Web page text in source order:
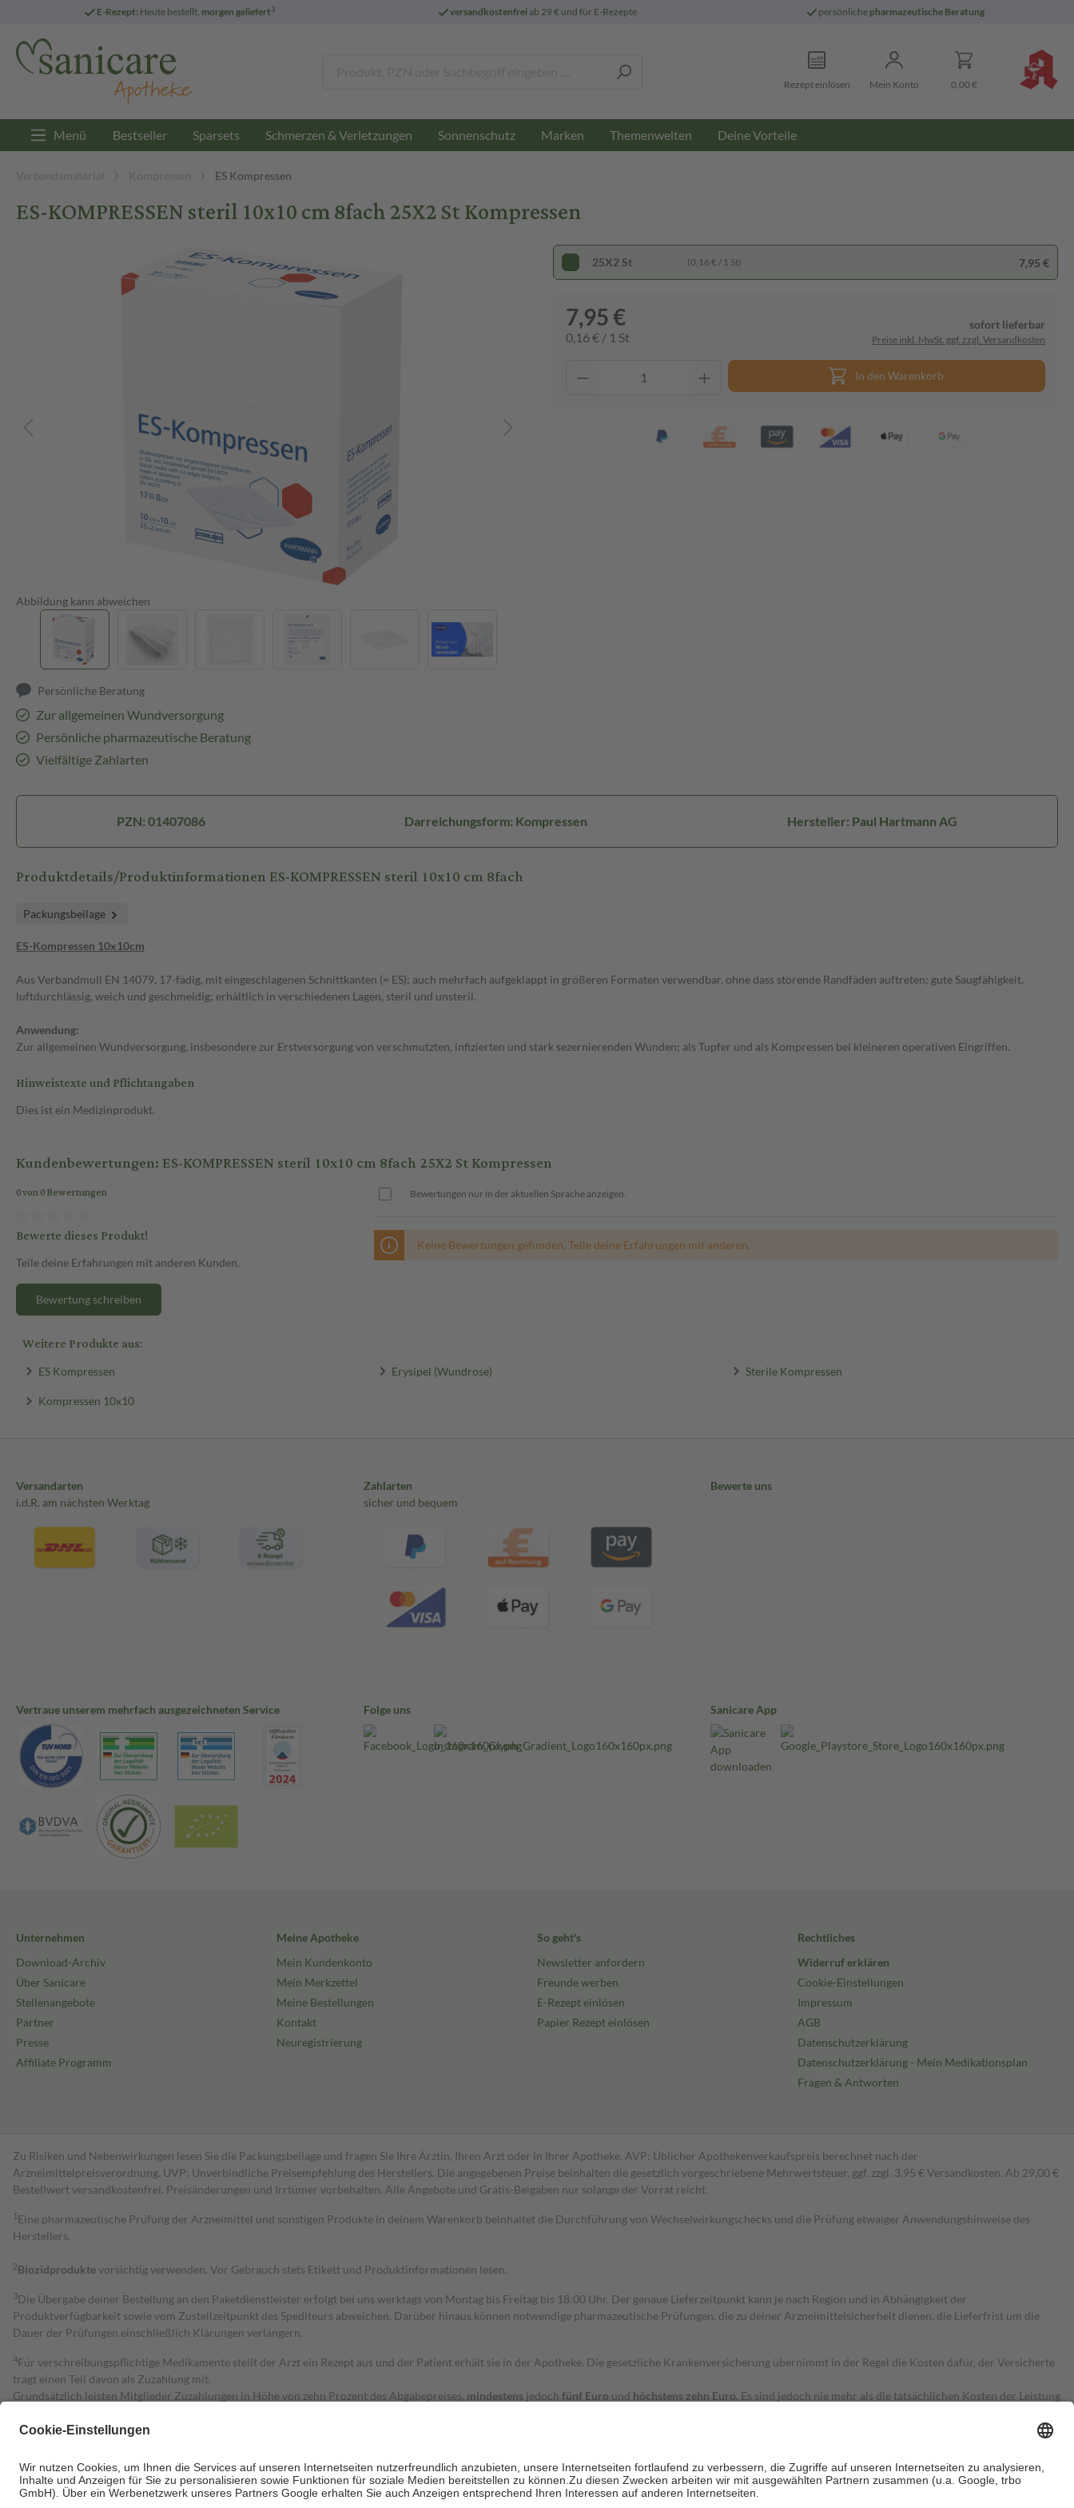
E-Rezept: Heute bestellt, morgen geliefert3 versandkostenfreiab 29 € und für E-Rezepte persönliche pharmazeutische Beratung
Rezept einlösen Mein Konto 0,00 €
Menü Bestseller Sparsets Schmerzen & Verletzungen Sonnenschutz Marken Themenwelten Deine Vorteile
Verbandsmaterial Kompressen ES Kompressen
ES-KOMPRESSEN steril 10x10 cm 8fach 25X2 St Kompressen
Abbildung kann abweichen
Persönliche Beratung
Zur allgemeinen Wundversorgung
Persönliche pharmazeutische Beratung
Vielfältige Zahlarten
25X2 St (0,16 € / 1 St) 7,95 €
7,95 €
0,16 € / 1 St
sofort lieferbar
Preise inkl. MwSt. ggf. zzgl. Versandkosten
In den Warenkorb
PZN: 01407086 Darreichungsform: Kompressen Hersteller: Paul Hartmann AG
Produktdetails/Produktinformationen ES-KOMPRESSEN steril 10x10 cm 8fach
Packungsbeilage
ES-Kompressen 10x10cm
Aus Verbandmull EN 14079, 17-fädig, mit eingeschlagenen Schnittkanten (= ES); auch mehrfach aufgeklappt in größeren Formaten verwendbar, ohne dass störende Randfäden auftreten; gute Saugfähigkeit,
luftdurchlässig, weich und geschmeidig; erhältlich in verschiedenen Lagen, steril und unsteril.
Anwendung:
Zur allgemeinen Wundversorgung, insbesondere zur Erstversorgung von verschmutzten, infizierten und stark sezernierenden Wunden; als Tupfer und als Kompressen bei kleineren operativen Eingriffen.
Hinweistexte und Pflichtangaben
Dies ist ein Medizinprodukt.
Kundenbewertungen: ES-KOMPRESSEN steril 10x10 cm 8fach 25X2 St Kompressen
0 von 0 Bewertungen
Bewerte dieses Produkt!
Teile deine Erfahrungen mit anderen Kunden.
Bewertung schreiben
Bewertungen nur in der aktuellen Sprache anzeigen.
Keine Bewertungen gefunden. Teile deine Erfahrungen mit anderen.
Weitere Produkte aus:
ES Kompressen Erysipel (Wundrose) Sterile Kompressen
Kompressen 10x10
Versandarten
i.d.R. am nächsten Werktag
Zahlarten
sicher und bequem
Bewerte uns
Vertraue unserem mehrfach ausgezeichneten Service Folge uns Sanicare App
Unternehmen
Download-Archiv
Über Sanicare
Stellenangebote
Partner
Presse
Affiliate Programm
Meine Apotheke
Mein Kundenkonto
Mein Merkzettel
Meine Bestellungen
Kontakt
Neuregistrierung
So geht's
Newsletter anfordern
Freunde werben
E-Rezept einlösen
Papier Rezept einlösen
Rechtliches
Widerruf erklären
Cookie-Einstellungen
Impressum
AGB
Datenschutzerklärung
Datenschutzerklärung - Mein Medikationsplan
Fragen & Antworten
Zu Risiken und Nebenwirkungen lesen Sie die Packungsbeilage und fragen Sie Ihre Ärztin, Ihren Arzt oder in Ihrer Apotheke. AVP: Üblicher Apothekenverkaufspreis berechnet nach der
Arzneimittelpreisverordnung. UVP: Unverbindliche Preisempfehlung des Herstellers. Die angegebenen Preise beinhalten die gesetzlich vorgeschriebene Mehrwertsteuer, ggf. zzgl. 3,95 € Versandkosten. Ab 29,00 €
Bestell­wert versand­kosten­frei. Preisänderungen und Irrtümer vorbehalten. Alle Angebote und Gratis-Beigaben nur solange der Vorrat reicht.
1 Eine pharmazeutische Prüfung der Arzneimittel und sonstigen Produkte in deinem Warenkorb beinhaltet die Durchführung von Wechselwirkungschecks und die Prüfung etwaiger Anwendungshinweise des
Herstellers.
2Biozidproduktevorsichtig verwenden. Vor Gebrauch stets Etikett und Produktinformationen lesen.
3Die Übergabe deiner Bestellung an den Paketdienstleister erfolgt bei uns werktags von Montag bis Freitag bis 18:00 Uhr. Der genaue Lieferzeitpunkt kann je nach Region und in Abhängigkeit der
Produktverfügbarkeit sowie vom Zustellzeitpunkt des Spediteurs abweichen. Darüber hinaus können notwendige pharmazeutische Prüfungen, die zu deiner Arzneimittelsicherheit dienen, die Lieferfrist um die
Dauer der Prüfungen einschließlich Klärungen verlängern.
4Für verschreibungspflichtige Medikamente stellt der Arzt ein Rezept aus und der Patient erhält sie in der Apotheke. Die gesetzliche Krankenversicherung übernimmt in der Regel die Kosten dafür, der Versicherte
trägt einen Teil davon als Zuzahlung mit.
Grundsätzlich leisten Mitglieder Zuzahlungen in Höhe von zehn Prozent des Abgabepreises, mindestens jedoch fünf Euro und höchstens zehn Euro. Es sind jedoch nie mehr als die tatsächlichen Kosten der Leistung
Diese Regeln gelten grundsätzlich auch für Online-Apotheken.
Um das Engagement der Versicherten für ihre eigene Gesundheit zu stärken und die besondere Stellung der Familie zu unterstützen, fallenkeine Zuzahlungen an bei:
• Kindern und Jugendlichen bis zum vollendeten 18. Lebensjahr mit Ausnahme der Fahrkosten
• Untersuchungen zur Vorsorge und Früherkennung, die von der GKV getragen werden